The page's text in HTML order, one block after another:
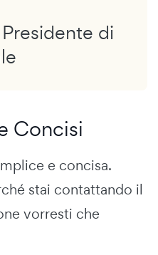
di
Concisi
e concisa.
stai contattando il
vorresti che